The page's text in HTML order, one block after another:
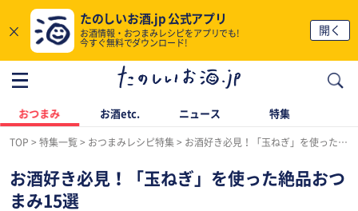
×
たのしいお酒.jp 公式アプリ
お酒情報・おつまみレシピをアプリでも!
今すぐ無料でダウンロード!
開く
おつまみ お酒etc. ニュース 特集
TOP 特集一覧 おつまみレシピ特集 お酒好き必見！「玉ねぎ」を使った絶品おつまみ15選
お酒好き必見！「玉ねぎ」を使った絶品おつ
まみ15選